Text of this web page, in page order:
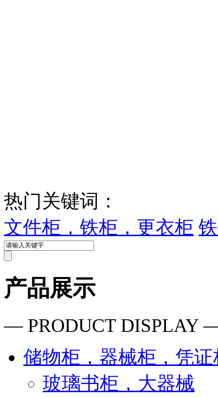
热门关键词：
文件柜，铁柜，更衣柜
产品展示
— PRODUCT DISPLAY
储物柜，器械柜，凭证
玻璃书柜，大器械